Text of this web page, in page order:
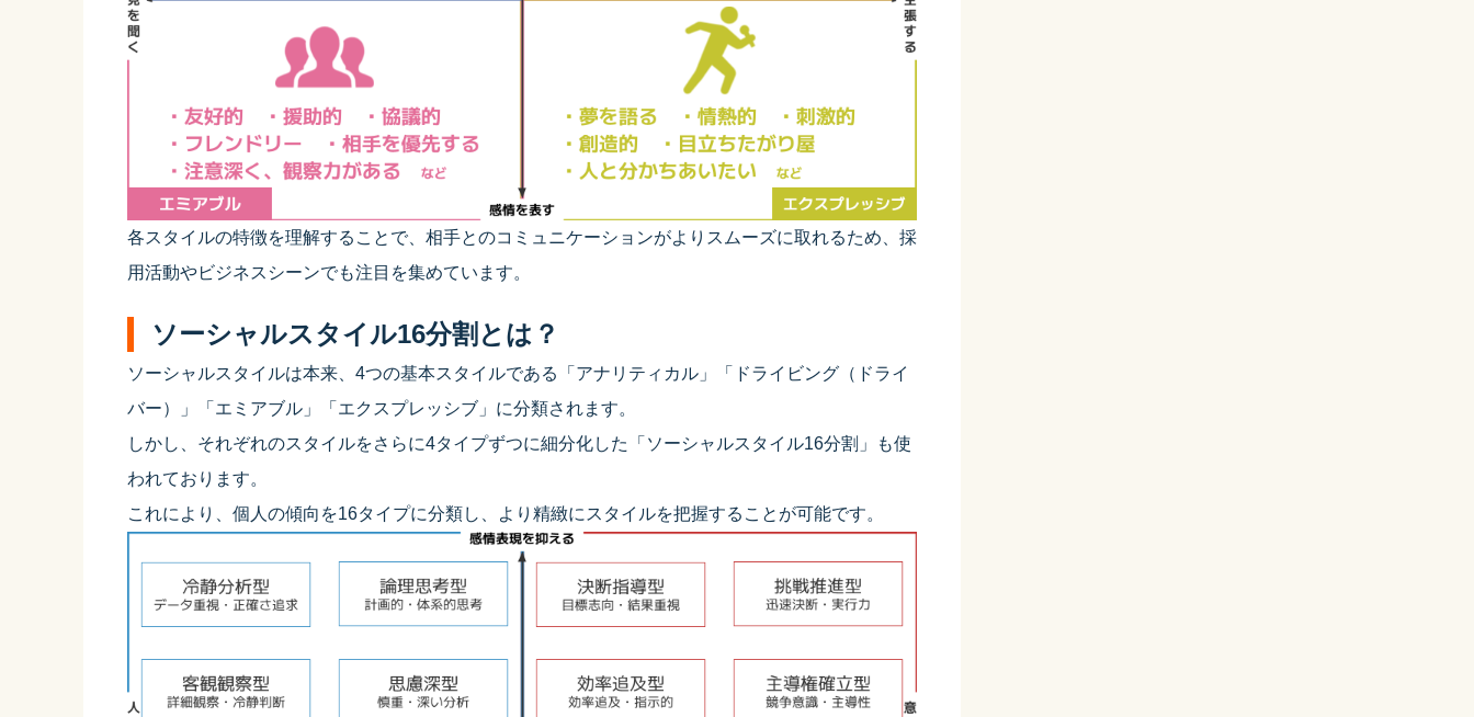
各スタイルの特徴を理解することで、相手とのコミュニケーションがよりスムーズに取れるため、採
用活動やビジネスシーンでも注目を集めています。
ソーシャルスタイル16分割とは？
ソーシャルスタイルは本来、4つの基本スタイルである「アナリティカル」「ドライビング（ドライ
バー）」「エミアブル」「エクスプレッシブ」に分類されます。
しかし、それぞれのスタイルをさらに4タイプずつに細分化した「ソーシャルスタイル16分割」も使
われております。
これにより、個人の傾向を16タイプに分類し、より精緻にスタイルを把握することが可能です。